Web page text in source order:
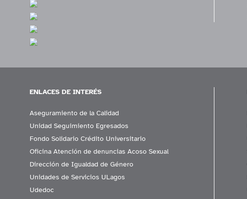
ENLACES DE INTERÉS
Aseguramiento de la Calidad
Unidad Seguimiento Egresados
Fondo Solidario Crédito Universitario
Oficina Atención de denuncias Acoso Sexual
Dirección de Igualdad de Género
Unidades de Servicios ULagos
Udedoc